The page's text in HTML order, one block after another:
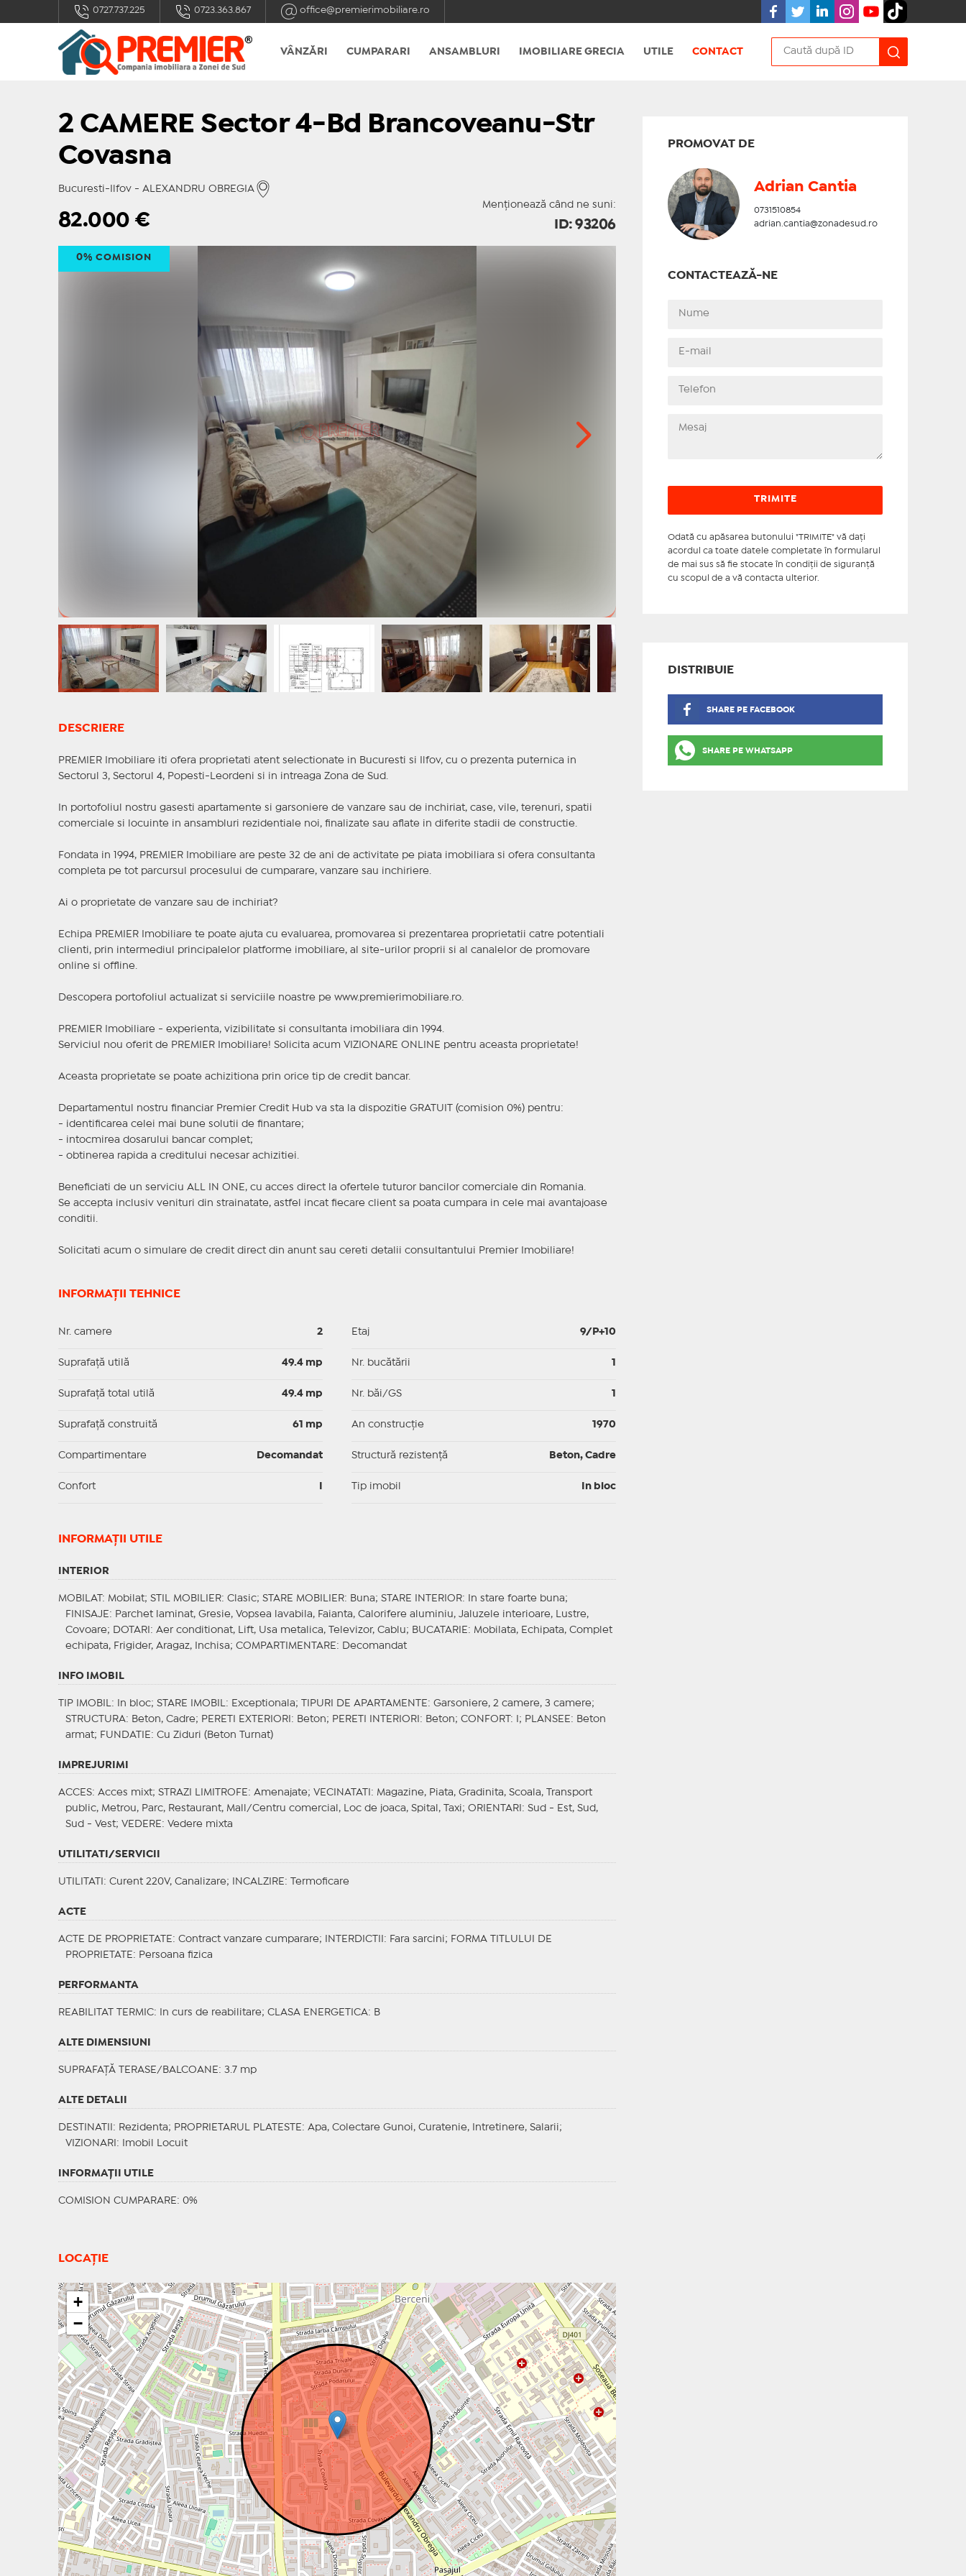
0727.737.225 0723.363.867 office@premierimobiliare.ro
VÂNZĂRI CUMPARARI ANSAMBLURI IMOBILIARE GRECIA UTILE CONTACT
2 CAMERE Sector 4-Bd Brancoveanu-Str
Covasna
Bucuresti-Ilfov - ALEXANDRU OBREGIA
Menționează când ne suni:
82.000€ ID: 93206
0% COMISION
DESCRIERE
PREMIER Imobiliare iti ofera proprietati atent selectionate in Bucuresti si Ilfov, cu o prezenta puternica in
Sectorul 3, Sectorul 4, Popesti-Leordeni si in intreaga Zona de Sud.
In portofoliul nostru gasesti apartamente si garsoniere de vanzare sau de inchiriat, case, vile, terenuri, spatii
comerciale si locuinte in ansambluri rezidentiale noi, finalizate sau aflate in diferite stadii de constructie.
Fondata in 1994, PREMIER Imobiliare are peste 32 de ani de activitate pe piata imobiliara si ofera consultanta
completa pe tot parcursul procesului de cumparare, vanzare sau inchiriere.
Ai o proprietate de vanzare sau de inchiriat?
Echipa PREMIER Imobiliare te poate ajuta cu evaluarea, promovarea si prezentarea proprietatii catre potentiali
clienti, prin intermediul principalelor platforme imobiliare, al site-urilor proprii si al canalelor de promovare
online si offline.
Descopera portofoliul actualizat si serviciile noastre pe www.premierimobiliare.ro.
PREMIER Imobiliare - experienta, vizibilitate si consultanta imobiliara din 1994.
Serviciul nou oferit de PREMIER Imobiliare! Solicita acum VIZIONARE ONLINE pentru aceasta proprietate!
Aceasta proprietate se poate achizitiona prin orice tip de credit bancar.
Departamentul nostru financiar Premier Credit Hub va sta la dispozitie GRATUIT (comision 0%) pentru:
- identificarea celei mai bune solutii de finantare;
- intocmirea dosarului bancar complet;
- obtinerea rapida a creditului necesar achizitiei.
Beneficiati de un serviciu ALL IN ONE, cu acces direct la ofertele tuturor bancilor comerciale din Romania.
Se accepta inclusiv venituri din strainatate, astfel incat fiecare client sa poata cumpara in cele mai avantajoase
conditii.
Solicitati acum o simulare de credit direct din anunt sau cereti detalii consultantului Premier Imobiliare!
INFORMAȚII TEHNICE
Nr. camere 2
Suprafaţă utilă 49.4 mp
Suprafaţă total utilă 49.4 mp
Suprafaţă construită 61 mp
Compartimentare Decomandat
Confort
Etaj 9/P+10
Nr. bucătării
Nr. băi/GS
An construcție 1970
Structură rezistență Beton, Cadre
Tip imobil In bloc
INFORMAŢII UTILE
INTERIOR
MOBILAT : Mobilat; STIL MOBILIER: Clasic; STARE MOBILIER: Buna; STARE INTERIOR: In stare foarte buna;
FINISAJE : Parchet laminat, Gresie, Vopsea lavabila, Faianta, Calorifere aluminiu, Jaluzele interioare, Lustre,
Covoare;
DOTARI : Aer conditionat, Lift, Usa metalica, Televizor, Cablu; BUCATARIE : Mobilata, Echipata, Complet
echipata, Frigider, Aragaz, Inchisa; COMPARTIMENTARE : Decomandat
INFO IMOBIL
TIP IMOBIL : In bloc; STARE IMOBIL : Exceptionala; TIPURI DE APARTAMENTE : Garsoniere, 2 camere, 3 camere;
STRUCTURA: Beton, Cadre; PERETI EXTERIORI : Beton; PERETI INTERIORI : Beton; CONFORT : I; PLANSEE : Beton
armat; FUNDATIE : Cu Ziduri (Beton Turnat)
IMPREJURIMI
ACCES: Acces mixt; STRAZI LIMITROFE : Amenajate; VECINATATI
: Magazine, Piata, Gradinita, Scoala, Transport
public, Metrou, Parc, Restaurant, Mall/Centru comercial, Loc de joaca, Spital, Taxi; ORIENTARI : Sud - Est, Sud,
Sud - Vest; VEDERE : Vedere mixta
UTILITATI/SERVICII
UTILITATI : Curent 220V, Canalizare; INCALZIRE : Termoficare
ACTE
ACTE DE PROPRIETATE : Contract vanzare cumparare; INTERDICTII : Fara sarcini; FORMA TITLULUI DE
PROPRIETATE : Persoana fizica
PERFORMANTA
REABILITAT TERMIC: In curs de reabilitare; CLASA ENERGETICA: B
ALTE DIMENSIUNI
SUPRAFAȚĂ TERASE/BALCOANE: 3.7 mp
ALTE DETALII
DESTINATII : Rezidenta; PROPRIETARUL PLATESTE : Apa, Colectare Gunoi, Curatenie, Intretinere, Salarii;
VIZIONARI : Imobil Locuit
INFORMAŢII UTILE
COMISION CUMPARARE: 0%
LOCAȚIE
+
−
PROMOVAT DE
Adrian Cantia
0731510854
adrian.cantia@zonadesud.ro
CONTACTEAZĂ-NE
Odată cu apăsarea butonului "TRIMITE" vă daţi
acordul ca toate datele completate în formularul
de mai sus să fie stocate în condiţii de siguranţă
cu scopul de a vă contacta ulterior.
DISTRIBUIE
SHARE PE FACEBOOK
SHARE PE WHATSAPP